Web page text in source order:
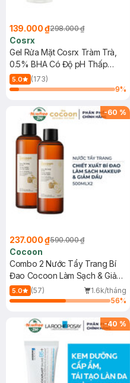
139.000 ₫298.000 ₫
Cosrx
Gel Rửa Mặt Cosrx Tràm Trà,
0.5% BHA Có Độ pH Thấp
150ml
5.0
(173)
9%
-60 %
237.000 ₫590.000 ₫
Cocoon
Combo 2 Nước Tẩy Trang Bí
Đao Cocoon Làm Sạch & Giảm
Dầu 500ml
5.0 (57)
1.6k/tháng
56%
-40 %